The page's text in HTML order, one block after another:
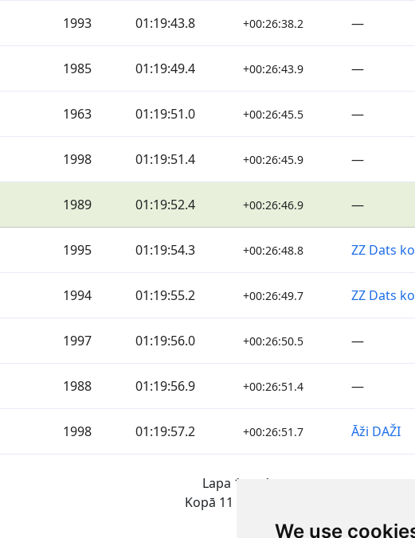
We use
1993 01:19:43.8 +00:26:38.2 —
1985 01:19:49.4 +00:26:43.9 —
1963 01:19:51.0 +00:26:45.5 —
1998 01:19:51.4 +00:26:45.9 —
1989 01:19:52.4 +00:26:46.9 —
1995 01:19:54.3 +00:26:48.8 ZZ Dats
1994 01:19:55.2 +00:26:49.7 ZZ Dats
1997 01:19:56.0 +00:26:50.5 —
1988 01:19:56.9 +00:26:51.4 —
1998 01:19:57.2 +00:26:51.7 Āži DAŽI
Lapa 1 no 1
Kopā 11 Rezultāti